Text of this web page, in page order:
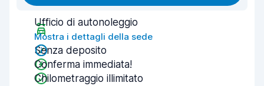
Ufficio di autonoleggio
Mostra i dettagli della sede
Senza deposito
Conferma immediata!
Chilometraggio illimitato